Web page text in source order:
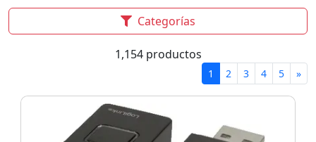
Categorías
1,154 productos
1 2 3 4 5 »